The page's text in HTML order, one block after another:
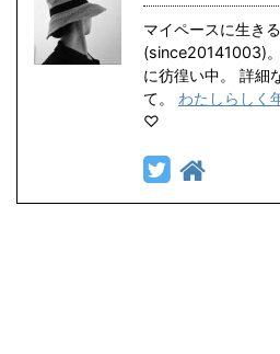
マイペースに生き
(since20141003)
に彷徨い中。 詳細
て。 わたしらしく
♡